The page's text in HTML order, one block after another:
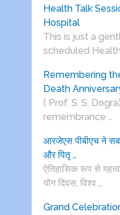
Health Talk
Hospital
This is just a
scheduled
Remembering
Death
( Prof. S. S.
remembrance …
आरजेएस पीबीएच ने
और पितृ …
ऐतिहासिक रूप से
योग दिवस, विश्व …
Grand